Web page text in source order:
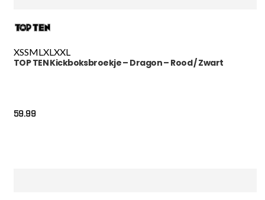
XSSMLXLXXL
TOP TEN Kickboksbroekje – Dragon – Rood / Zwart
59.99